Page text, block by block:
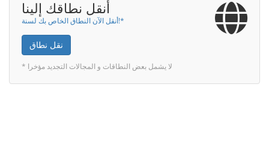
أنقل نطاقك إلينا
أنقل الآن النطاق الخاص بك لسنة!*
نقل نطاق
* لا يشمل بعض النطاقات و المجالات التجديد مؤخرا